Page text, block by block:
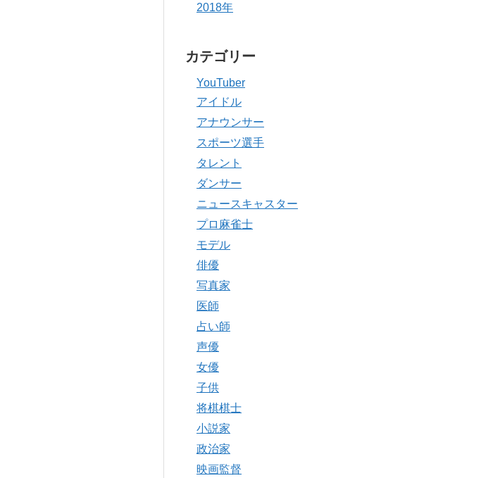
2018年
カテゴリー
YouTuber
アイドル
アナウンサー
スポーツ選手
タレント
ダンサー
ニュースキャスター
プロ麻雀士
モデル
俳優
写真家
医師
占い師
声優
女優
子供
将棋棋士
小説家
政治家
映画監督